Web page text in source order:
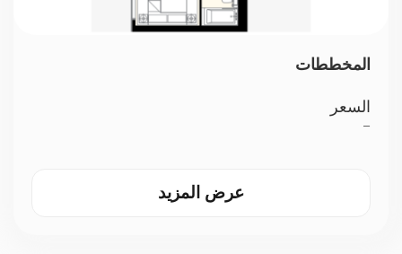
المخططات
السعر
—
عرض المزيد